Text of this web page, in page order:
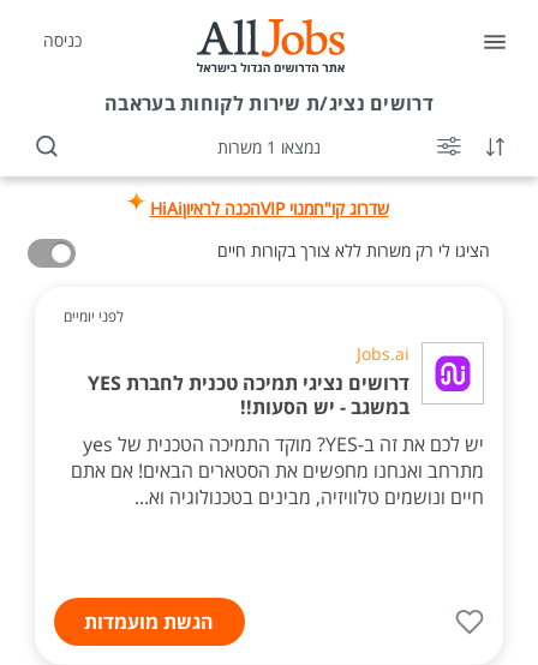
כניסה
דרושים נציג/ת שירות לקוחות בעראבה
נמצאו 1 משרות
שדרוג קו"חמנוי VIP הכנה לראיוןHiAi
הציגו לי רק משרות ללא צורך בקורות חיים
לפני יומיים
Jobs.ai
דרושים נציגי תמיכה טכנית לחברת YES
במשגב - יש הסעות!!
יש לכם את זה ב-YES? מוקד התמיכה הטכנית של yes
מתרחב ואנחנו מחפשים את הסטארים הבאים! אם אתם
חיים ונושמים טלוויזיה, מבינים בטכנולוגיה וא...
הגשת מועמדות